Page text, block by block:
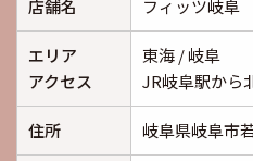
店舗名 フィッツ岐阜
エリア
アクセス
東海 / 岐阜
JR岐阜駅から
住所 岐阜県岐阜市